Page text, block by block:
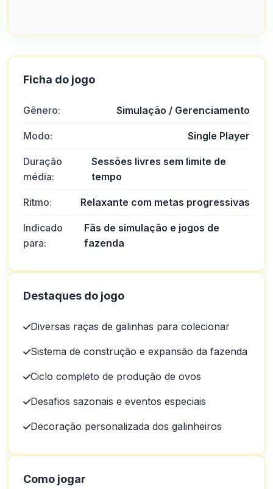
Ficha do jogo
Gênero: Simulação / Gerenciamento
Modo: Single Player
Duração
média:
Sessões livres sem limite de
tempo
Ritmo: Relaxante com metas progressivas
Indicado
para:
Fãs de simulação e jogos de
fazenda
Destaques do jogo
Diversas raças de galinhas para colecionar
Sistema de construção e expansão da fazenda
Ciclo completo de produção de ovos
Desafios sazonais e eventos especiais
Decoração personalizada dos galinheiros
Como jogar